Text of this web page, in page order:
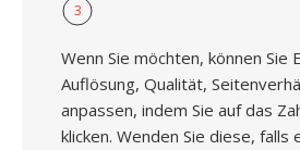
3
Wenn Sie möchten, können Sie
Auflösung, Qualität,
anpassen, indem Sie auf das
klicken. Wenden Sie diese, falls